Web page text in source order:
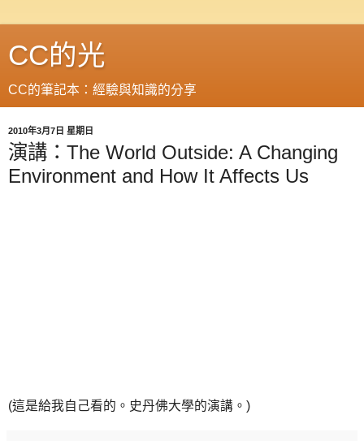
CC的光
CC的筆記本：經驗與知識的分享
2010年3月7日 星期日
演講：The World Outside: A Changing
Environment and How It Affects Us
(這是給我自己看的。史丹佛大學的演講。)